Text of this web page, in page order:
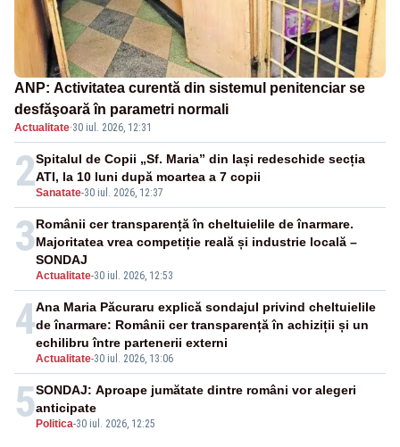
ANP: Activitatea curentă din sistemul penitenciar se
desfăşoară în parametri normali
Actualitate·30 iul. 2026, 12:31
2Sanatate-30 iul. 2026, 12:37
Spitalul de Copii „Sf. Maria” din Iași redeschide secția
ATI, la 10 luni după moartea a 7 copii
3
Actualitate-30 iul. 2026, 12:53
Românii cer transparență în cheltuielile de înarmare.
Majoritatea vrea competiție reală și industrie locală –
SONDAJ
4
Actualitate-30 iul. 2026, 13:06
Ana Maria Păcuraru explică sondajul privind cheltuielile
de înarmare: Românii cer transparență în achiziții și un
echilibru între partenerii externi
5 Politica-30 iul. 2026, 12:25
SONDAJ: Aproape jumătate dintre români vor alegeri
anticipate